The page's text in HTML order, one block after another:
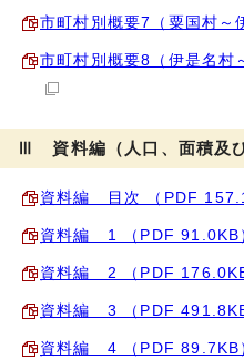
市町村別概要7（粟国村～
市町村別概要8（伊是名村
Ⅲ 資料編（人口、面積及
資料編 目次 （PDF
資料編 1 （PDF 91.0KB
資料編 2 （PDF 176.0KB
資料編 3 （PDF 491.8KB
資料編 4 （PDF 89.7KB